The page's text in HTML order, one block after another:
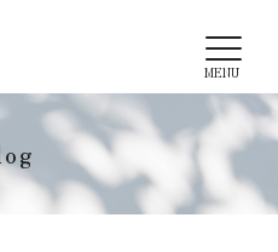
MENU